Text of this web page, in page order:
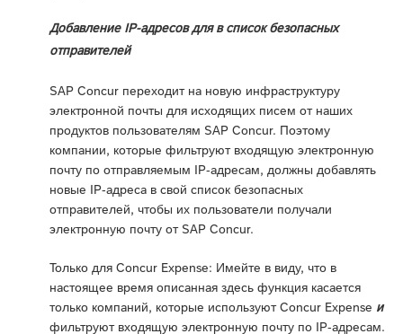
Добавление IP-адресов для в список безопасных
отправителей
SAP Concur переходит на новую инфраструктуру
электронной почты для исходящих писем от наших
продуктов пользователям SAP Concur. Поэтому
компании, которые фильтруют входящую электронную
почту по отправляемым IP-адресам, должны добавлять
новые IP-адреса в свой список безопасных
отправителей, чтобы их пользователи получали
электронную почту от SAP Concur.
Только для Concur Expense: Имейте в виду, что в
настоящее время описанная здесь функция касается
только компаний, которые используют Concur Expense и
фильтруют входящую электронную почту по IP-адресам.